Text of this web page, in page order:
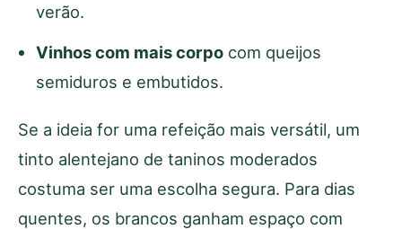
verão.
Vinhos com mais corpo com queijos
semiduros e embutidos.
Se a ideia for uma refeição mais versátil, um
tinto alentejano de taninos moderados
costuma ser uma escolha segura. Para dias
quentes, os brancos ganham espaço com